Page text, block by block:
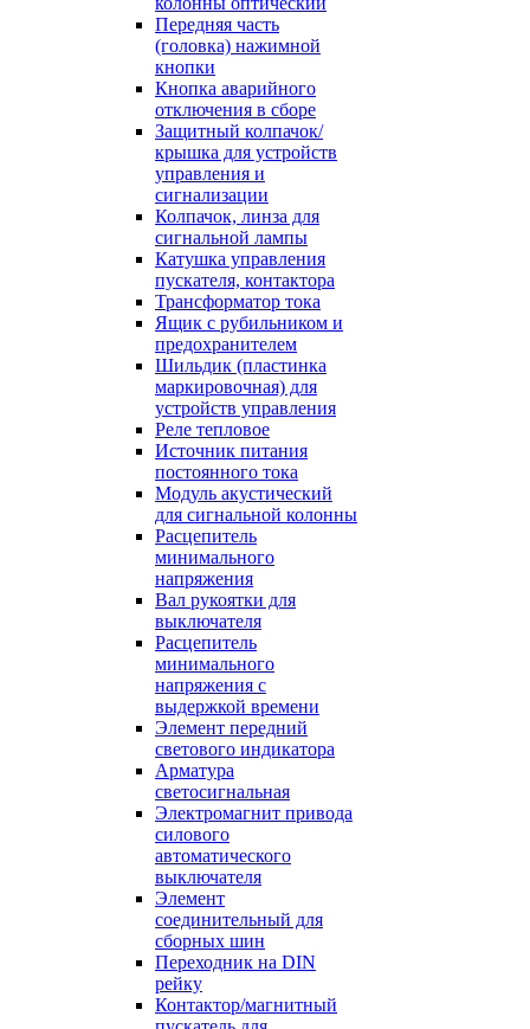
Передняя часть
(головка) нажимной
кнопки
Кнопка аварийного
отключения в сборе
Защитный колпачок/
крышка для устройств
управления и
сигнализации
Колпачок, линза для
сигнальной лампы
Катушка управления
пускателя, контактора
Трансформатор тока
Ящик с рубильником и
предохранителем
Шильдик (пластинка
маркировочная) для
устройств управления
Реле тепловое
Источник питания
постоянного тока
Модуль акустический
для сигнальной колонны
Расцепитель
минимального
напряжения
Вал рукоятки для
выключателя
Расцепитель
минимального
напряжения с
выдержкой времени
Элемент передний
светового индикатора
Арматура
светосигнальная
Электромагнит привода
силового
автоматического
выключателя
Элемент
соединительный для
сборных шин
Переходник на DIN
рейку
Контактор/магнитный